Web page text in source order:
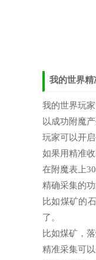
我的世界
我的世界玩
以成功附魔
玩家可以开
如果用精准
在附魔表上
精确采集的
比如煤矿的
了。
比如煤矿，
精准采集可